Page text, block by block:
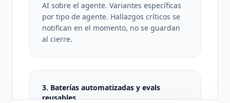
AI sobre el agente. Variantes específicas
por tipo de agente. Hallazgos críticos se
notifican en el momento, no se guardan
al cierre.
3. Baterías automatizadas y evals
reusables